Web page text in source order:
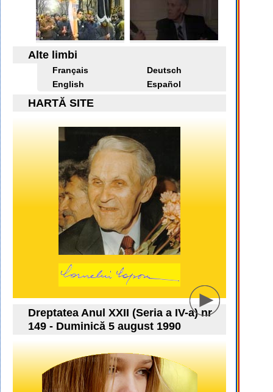
Alte limbi
Français
Deutsch
English
Español
HARTĂ SITE
Dreptatea Anul XXII (Seria a IV-a) nr
149 - Duminică 5 august 1990